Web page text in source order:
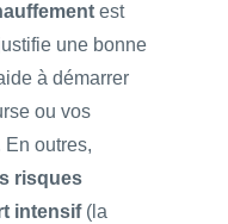
est
une bonne
à démarrer
ou vos
En outres,
risques
intensif(la